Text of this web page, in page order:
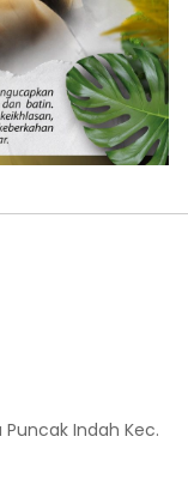
Puncak Indah Kec.